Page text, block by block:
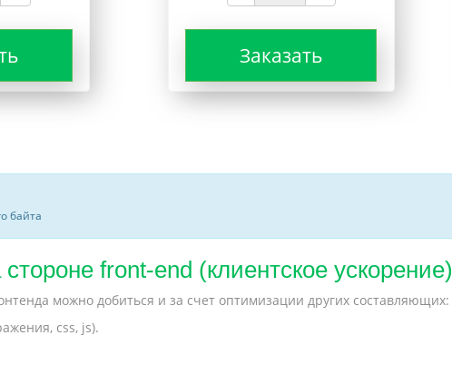
Заказать
байта
front-end (клиентское ускорение)
можно добиться и за счет оптимизации других составляющих:
css, js).